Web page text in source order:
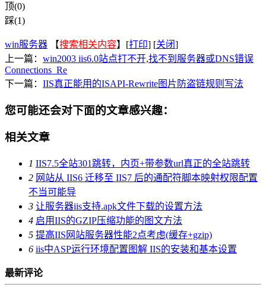
顶(0)
踩(1)
win服务器 【搜索相关内容】[打印] [关闭]
上一篇： win2003 iis6.0站点打不开,找不到服务器或DNS错误
Connections_Re
下一篇： IIS真正能用的ISAPI-Rewrite图片防盗链规则写法
您可能还会对下面的文章感兴趣：
相关文章
1 IIS7.5全站301跳转，内页+带参数url真正的全站跳转
2 网站从 IIS6 迁移至 IIS7 后的通配符脚本映射权限配置
不当可能导
3 让服务器iis支持.apk文件下载的设置方法
4 启用IIS的GZIP压缩功能的图文方法
5 提高IIS网站服务器性能2点考虑(缓存+gzip)
6 iis中ASP运行环境配置图解 IIS的安装和基本设置
最新评论